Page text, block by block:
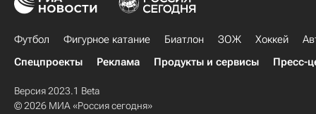
Футбол Фигурное катание Биатлон ЗОЖ Хоккей
Спецпроекты
Реклама Продукты и сервисы Пресс-
Версия 2023.1 Beta
© 2026 МИА «Россия сегодня»